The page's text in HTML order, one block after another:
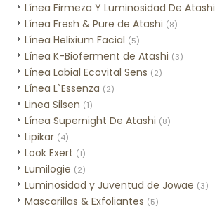
Línea Firmeza Y Luminosidad De Atashi
Línea Fresh & Pure de Atashi (8)
Línea Helixium Facial (5)
Línea K-Bioferment de Atashi (3)
Línea Labial Ecovital Sens (2)
Línea L`Essenza (2)
Linea Silsen (1)
Línea Supernight De Atashi (8)
Lipikar (4)
Look Exert (1)
Lumilogie (2)
Luminosidad y Juventud de Jowae (3)
Mascarillas & Exfoliantes (5)